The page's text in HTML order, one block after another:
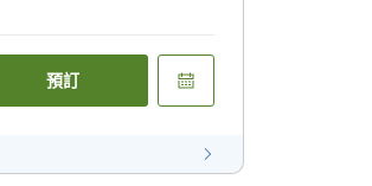
預訂